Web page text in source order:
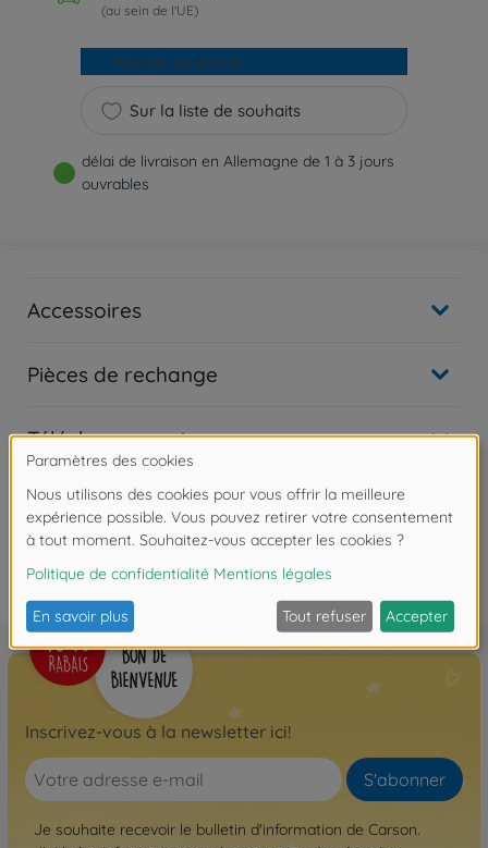
(au sein de l'UE)
Sur la liste de souhaits
Ajouter au panier
délai de livraison en Allemagne de 1 à 3 jours
ouvrables
Accessoires
Pièces de rechange
Téléchargements
Les avis
FAQ
Inscrivez-vous à la newsletter ici!
S'abonner
Je souhaite recevoir le bulletin d'information de Carson.